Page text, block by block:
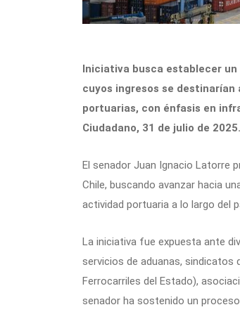
Iniciativa busca establecer
cuyos ingresos se destinarían
portuarias, con énfasis en
Ciudadano, 31 de julio de 2025.
El senador Juan Ignacio Latorre
Chile, buscando avanzar hacia
actividad portuaria a lo largo del
La iniciativa fue expuesta ante
servicios de aduanas, sindicatos
Ferrocarriles del Estado),
senador ha sostenido un